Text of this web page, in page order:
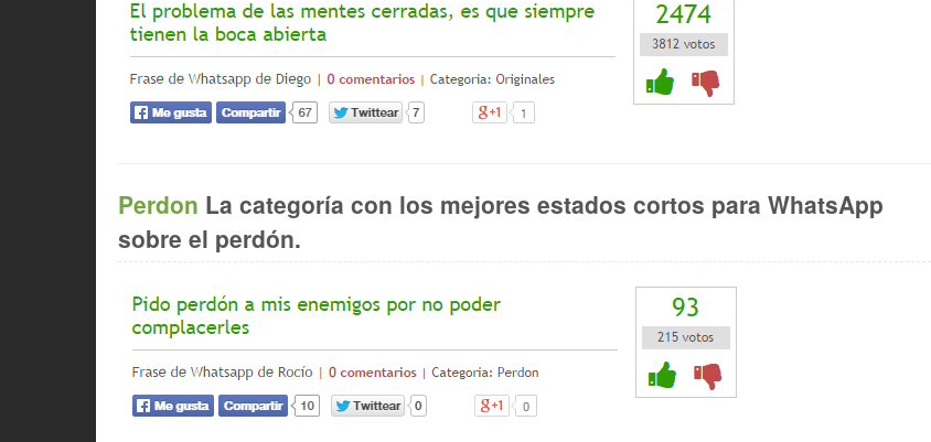
Perdon La categoría con los mejores estados cortos para WhatsApp
sobre el perdón.